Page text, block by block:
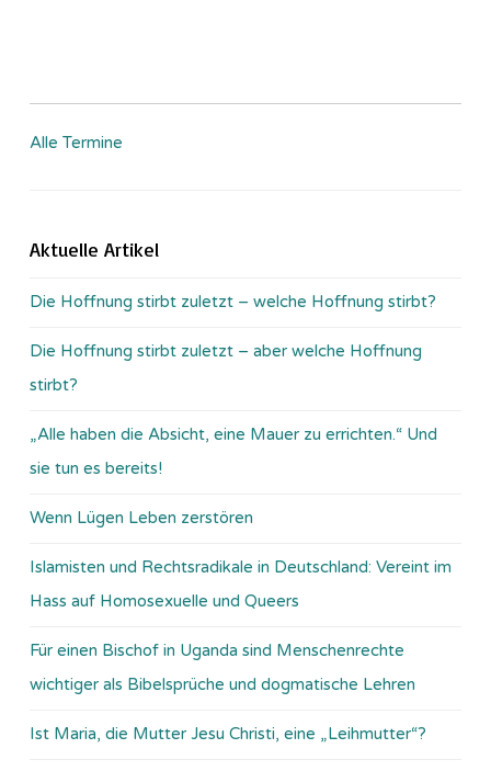
Alle Termine
Aktuelle Artikel
Die Hoffnung stirbt zuletzt – welche Hoffnung stirbt?
Die Hoffnung stirbt zuletzt – aber welche Hoffnung
stirbt?
„Alle haben die Absicht, eine Mauer zu errichten.“ Und
sie tun es bereits!
Wenn Lügen Leben zerstören
Islamisten und Rechtsradikale in Deutschland: Vereint im
Hass auf Homosexuelle und Queers
Für einen Bischof in Uganda sind Menschenrechte
wichtiger als Bibelsprüche und dogmatische Lehren
Ist Maria, die Mutter Jesu Christi, eine „Leihmutter“?